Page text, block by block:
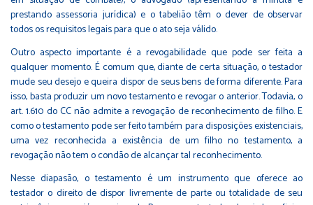
prestando assessoria jurídica) e o tabelião têm o dever de observar
todos os requisitos legais para que o ato seja válido.
Outro aspecto importante é a revogabilidade que pode ser feita a
qualquer momento. É comum que, diante de certa situação, o testador
mude seu desejo e queira dispor de seus bens de forma diferente. Para
isso, basta produzir um novo testamento e revogar o anterior. Todavia, o
art. 1.610 do CC não admite a revogação de reconhecimento de filho. E
como o testamento pode ser feito também para disposições existenciais,
uma vez reconhecida a existência de um filho no testamento, a
revogação não tem o condão de alcançar tal reconhecimento.
Nesse diapasão, o testamento é um instrumento que oferece ao
testador o direito de dispor livremente de parte ou totalidade de seu